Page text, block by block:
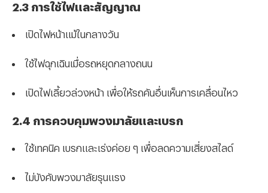
2.3 การใช้ไฟและสัญญาณ
เปิดไฟหน้าแม้ในกลางวัน
ใช้ไฟฉุกเฉินเมื่อรถหยุดกลางถนน
เปิดไฟเลี้ยวล่วงหน้า เพื่อให้รถคันอื่นเห็นการเคลื่อนไหว
2.4 การควบคุมพวงมาลัยและเบรก
ใช้เทคนิค เบรกและเร่งค่อย ๆ เพื่อลดความเสี่ยงสไลด์
ไม่บังคับพวงมาลัยรุนแรง